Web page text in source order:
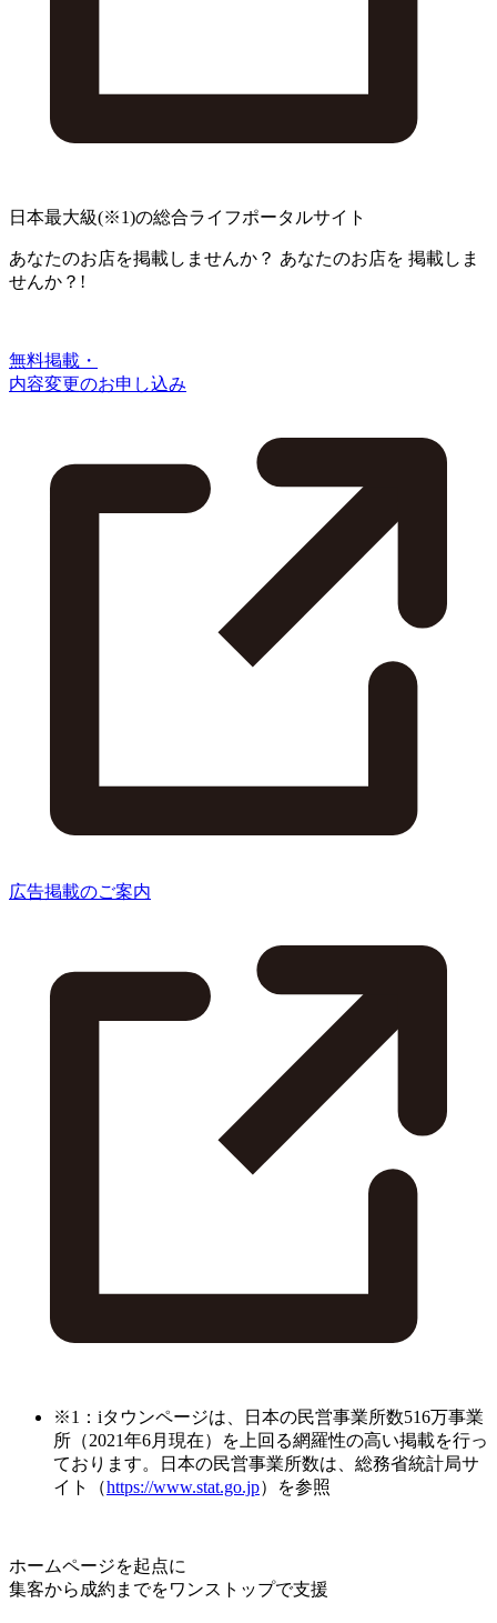
日本最大級(※1)の総合ライフポータルサイト
あなたのお店を掲載しませんか？ あなたのお店を 掲載しま
せんか？!
無料掲載・
内容変更のお申し込み
広告掲載のご案内
※1：iタウンページは、日本の民営事業所数516万事業
所（2021年6月現在）を上回る網羅性の高い掲載を行っ
ております。日本の民営事業所数は、総務省統計局サ
イト（https://www.stat.go.jp）を参照
ホームページを起点に
集客から成約までをワンストップで支援